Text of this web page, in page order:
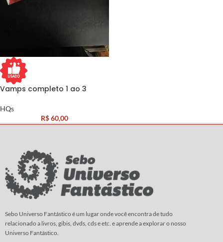
Vamps completo 1 ao 3
HQs
R$60,00
Sebo Universo Fantástico é um lugar onde você encontra de tudo
relacionado a livros, gibis, dvds, cds e etc. e aprende a explorar o nosso
Universo Fantástico.